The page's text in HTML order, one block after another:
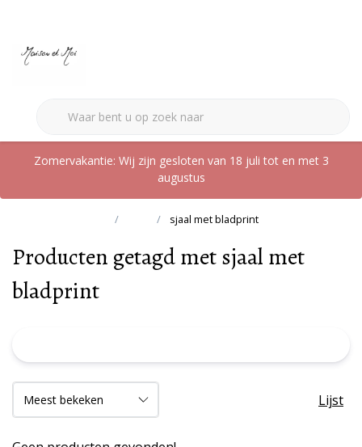
Zomervakantie: Wij zijn gesloten van 18 juli tot en met 3
augustus
sjaal met bladprint
Producten getagd met sjaal met
bladprint
Lijst